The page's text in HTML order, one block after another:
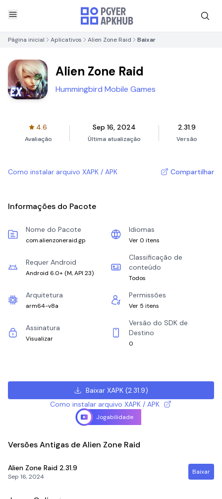
Página inicial Aplicativos Alien Zone Raid Baixar
Alien Zone Raid
Hummingbird Mobile Games
4.6
Avaliação
Sep 16, 2024
Última atualização
2.31.9
Versão
Como instalar arquivo XAPK / APK Compartilhar
Informações do Pacote
Nome do Pacote
com.alienzoneraid.gp
Idiomas
Ver 0 itens
Requer Android
Android 6.0+ (M, API 23)
Classificação de
conteúdo
Todos
Arquitetura
arm64-v8a
Permissões
Ver 5 itens
Assinatura
Visualizar
Versão do SDK de
Destino
0
Baixar XAPK(2.31.9)
Como instalar arquivo XAPK / APK
Jogabilidade
Versões Antigas de Alien Zone Raid
Alien Zone Raid 2.31.9
Sep 16, 2024
Baixar